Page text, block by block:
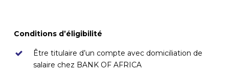
Conditions d’éligibilité
Être titulaire d’un compte avec domiciliation de
salaire chez BANK OF AFRICA